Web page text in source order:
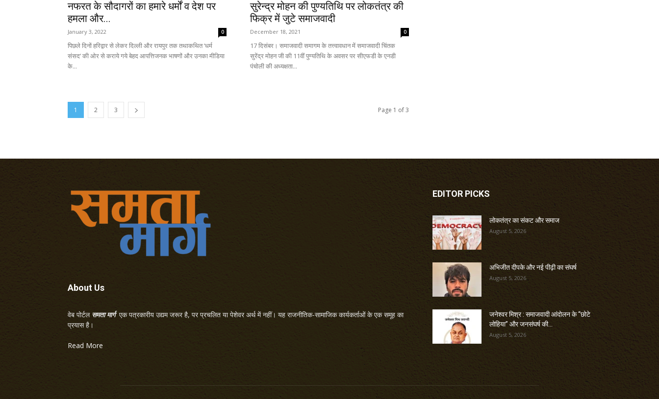
नफरत के सौदागरों का हमारे धर्मों व देश पर
हमला और...
January 3, 2022 0
पिछले दिनों हरिद्वार से लेकर दिल्ली और रायपुर तक तथाकथित ‘धर्म
संसद’ की ओर से कराये गये बेहद आपत्तिजनक भाषणों और उनका मीडिया
के...
सुरेन्द्र मोहन की पुण्यतिथि पर लोकतंत्र की
फिक्र में जुटे समाजवादी
December 18, 2021 0
17 दिसंबर। समाजवादी समागम के तत्त्वावधान में समाजवादी चिंतक
सुरेंद्र मोहन जी की 11वीं पुण्यतिथि के अवसर पर सीएफडी के एनडी
पंचोली की अध्यक्षता...
1 2 3 Page 1 of 3
About Us
वेब पोर्टल समता मार्गएक पत्रकारीय उद्यम जरूर है, पर प्रचलित या पेशेवर अर्थ में नहीं। यह राजनीतिक-सामाजिक कार्यकर्ताओं के एक समूह का
प्रयास है।
Read More
EDITOR PICKS
लोकतंत्र का संकट और समाज
August 5, 2026
अभिजीत दीपके और नई पीढ़ी का संघर्ष
August 5, 2026
जनेश्वर मिश्र : समाजवादी आंदोलन के “छोटे
लोहिया” और जनसंघर्ष की...
August 5, 2026